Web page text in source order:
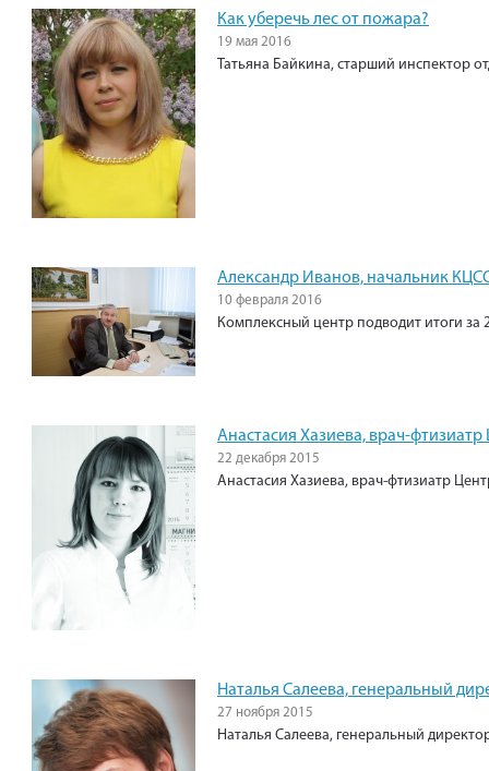
Как уберечь лес от пожара?
19 мая 2016
Татьяна Байкина, старший инспектор
Александр Иванов, начальник
10 февраля 2016
Комплексный центр подводит итоги за
Анастасия Хазиева, врач-
22 декабря 2015
Анастасия Хазиева, врач-фтизиатр
Наталья Салеева, генеральный
27 ноября 2015
Наталья Салеева, генеральный